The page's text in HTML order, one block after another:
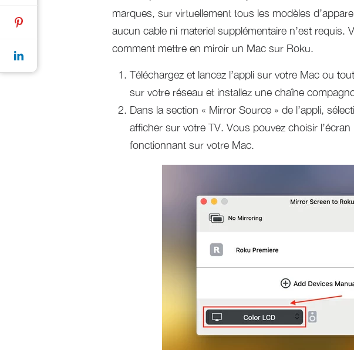
marques, sur virtuellement tous les modèles
aucun cable ni materiel supplémentaire n’est requis.
comment mettre en miroir un Mac sur Roku.
Téléchargez et lancez l’appli sur votre Mac ou
sur votre réseau et installez une chaîne
Dans la section « Mirror Source » de l’appli,
afficher sur votre TV. Vous pouvez choisir
fonctionnant sur votre Mac.